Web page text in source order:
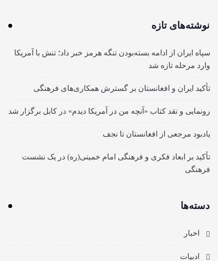
نوشته‌های تازه
سپاه ایران از ادامه بسته‌بودن تنگه هرمز خبر داد؛ تنش با آمریکا
وارد مرحله تازه شد
تأکید ایران و افغانستان بر گسترش همکاری‌های فرهنگی
رونمایی و نقد کتاب «آنچه من در آمریکا دیدم» در کابل برگزار شد
یادبود مرجعی از افغانستان تا نجف
تأکید بر ابعاد فکری و فرهنگی امام خمینی(ره) در یک نشست
فرهنگی
دسته‌ها
اخبار
ادبیات